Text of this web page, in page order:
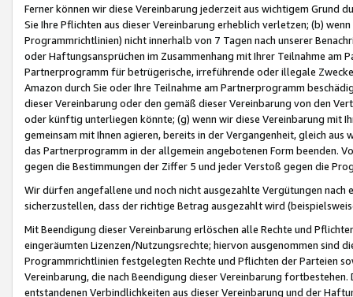
Ferner können wir diese Vereinbarung jederzeit aus wichtigem Grund
Sie Ihre Pflichten aus dieser Vereinbarung erheblich verletzen; (b)
Programmrichtlinien) nicht innerhalb von 7 Tagen nach unserer
oder Haftungsansprüchen im Zusammenhang mit Ihrer Teilnahme am
Partnerprogramm für betrügerische, irreführende oder illegale
Amazon durch Sie oder Ihre Teilnahme am Partnerprogramm
dieser Vereinbarung oder den gemäß dieser Vereinbarung von den
oder künftig unterliegen könnte; (g) wenn wir diese Vereinbarung mit
gemeinsam mit Ihnen agieren, bereits in der Vergangenheit, gleich
das Partnerprogramm in der allgemein angebotenen Form beenden.
gegen die Bestimmungen der Ziffer 5 und jeder Verstoß gegen die
Wir dürfen angefallene und noch nicht ausgezahlte Vergütungen
sicherzustellen, dass der richtige Betrag ausgezahlt wird
Mit Beendigung dieser Vereinbarung erlöschen alle Rechte und
eingeräumten Lizenzen/Nutzungsrechte; hiervon ausgenommen sind
Programmrichtlinien festgelegten Rechte und Pflichten der Parteien
Vereinbarung, die nach Beendigung dieser Vereinbarung
entstandenen Verbindlichkeiten aus dieser Vereinbarung und der